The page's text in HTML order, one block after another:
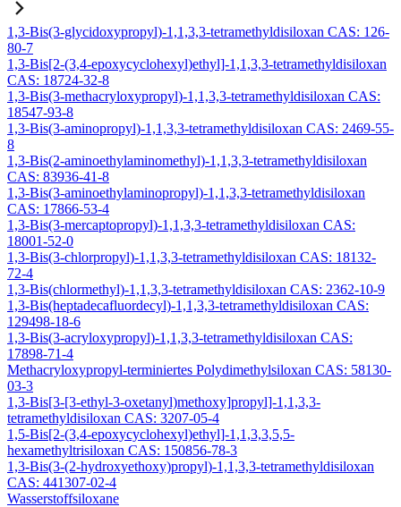
1,3-Bis(3-glycidoxypropyl)-1,1,3,3-tetramethyldisiloxan CAS: 126-
80-7
1,3-Bis[2-(3,4-epoxycyclohexyl)ethyl]-1,1,3,3-tetramethyldisiloxan
CAS: 18724-32-8
1,3-Bis(3-methacryloxypropyl)-1,1,3,3-tetramethyldisiloxan CAS:
18547-93-8
1,3-Bis(3-aminopropyl)-1,1,3,3-tetramethyldisiloxan CAS: 2469-55-
8
1,3-Bis(2-aminoethylaminomethyl)-1,1,3,3-tetramethyldisiloxan
CAS: 83936-41-8
1,3-Bis(3-aminoethylaminopropyl)-1,1,3,3-tetramethyldisiloxan
CAS: 17866-53-4
1,3-Bis(3-mercaptopropyl)-1,1,3,3-tetramethyldisiloxan CAS:
18001-52-0
1,3-Bis(3-chlorpropyl)-1,1,3,3-tetramethyldisiloxan CAS: 18132-
72-4
1,3-Bis(chlormethyl)-1,1,3,3-tetramethyldisiloxan CAS: 2362-10-9
1,3-Bis(heptadecafluordecyl)-1,1,3,3-tetramethyldisiloxan CAS:
129498-18-6
1,3-Bis(3-acryloxypropyl)-1,1,3,3-tetramethyldisiloxan CAS:
17898-71-4
Methacryloxypropyl-terminiertes Polydimethylsiloxan CAS: 58130-
03-3
1,3-Bis[3-[3-ethyl-3-oxetanyl)methoxy]propyl]-1,1,3,3-
tetramethyldisiloxan CAS: 3207-05-4
1,5-Bis[2-(3,4-epoxycyclohexyl)ethyl]-1,1,3,3,5,5-
hexamethyltrisiloxan CAS: 150856-78-3
1,3-Bis(3-(2-hydroxyethoxy)propyl)-1,1,3,3-tetramethyldisiloxan
CAS: 441307-02-4
Wasserstoffsiloxane